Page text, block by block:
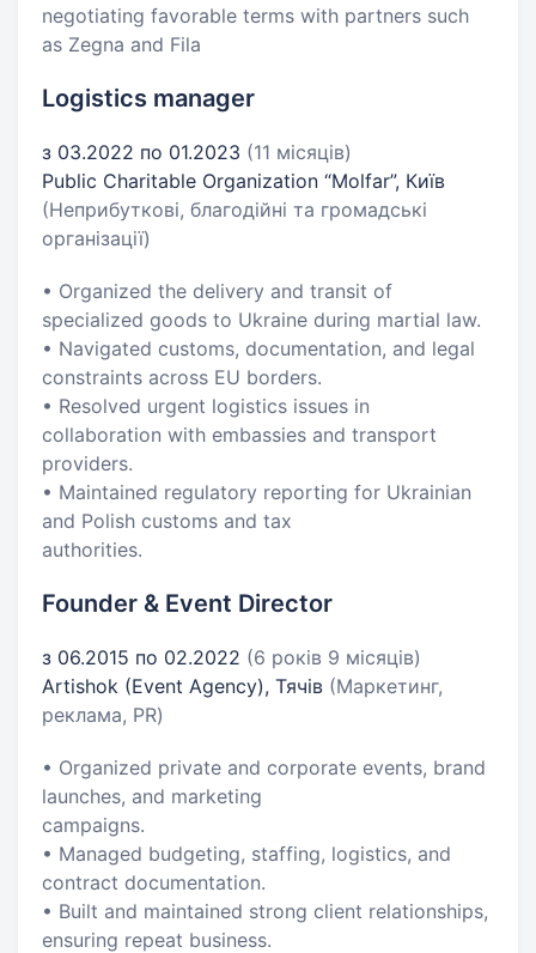
negotiating favorable terms with partners such
as Zegna and Fila
Logistics manager
з 03.2022 по 01.2023 (11 місяців)
Public Charitable Organization “Molfar”, Київ
(Неприбуткові, благодійні та громадські
організації)
• Organized the delivery and transit of
specialized goods to Ukraine during martial law.
• Navigated customs, documentation, and legal
constraints across EU borders.
• Resolved urgent logistics issues in
collaboration with embassies and transport
providers.
• Maintained regulatory reporting for Ukrainian
and Polish customs and tax
authorities.
Founder & Event Director
з 06.2015 по 02.2022 (6 років 9 місяців)
Artishok (Event Agency), Тячів (Маркетинг,
реклама, PR)
• Organized private and corporate events, brand
launches, and marketing
campaigns.
• Managed budgeting, staffing, logistics, and
contract documentation.
• Built and maintained strong client relationships,
ensuring repeat business.